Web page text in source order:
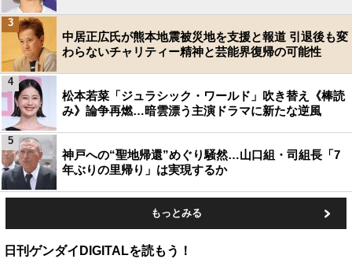
中居正広氏が熊本地震被災地を支援と報道 引退後も変
わらないチャリティー精神と芸能界復帰の可能性
3
松本若菜「ジュラシック・ワールド」吹き替え《棒読
み》論争再燃…暗雲漂う主演ドラマに新たな逆風
4
神戸への“聖地帰還”めぐり騒然…山口組・司組長「7
年ぶりの里帰り」は実現するか
5
もっとみる
日刊ゲンダイDIGITALを読もう！